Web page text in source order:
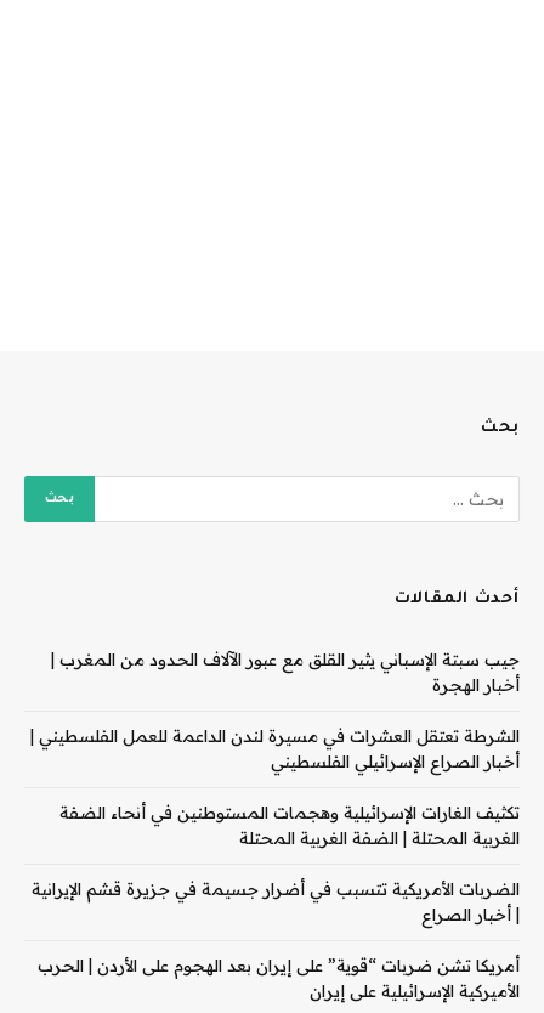
بحث
أحدث المقالات
جيب سبتة الإسباني يثير القلق مع عبور الآلاف الحدود من المغرب |
أخبار الهجرة
الشرطة تعتقل العشرات في مسيرة لندن الداعمة للعمل الفلسطيني |
أخبار الصراع الإسرائيلي الفلسطيني
تكثيف الغارات الإسرائيلية وهجمات المستوطنين في أنحاء الضفة
الغربية المحتلة | الضفة الغربية المحتلة
الضربات الأمريكية تتسبب في أضرار جسيمة في جزيرة قشم الإيرانية
| أخبار الصراع
أمريكا تشن ضربات “قوية” على إيران بعد الهجوم على الأردن | الحرب
الأميركية الإسرائيلية على إيران